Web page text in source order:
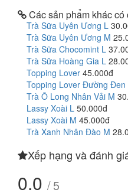
Các sản phẩm khác
Trà Sữa Uyên Ương L
Trà Sữa Uyên Ương M
Trà Sữa Chocomint L
Trà Sữa Hoàng Gia L
Topping Lover 45.000đ
Topping Lover Đường Đen
Trà Ô Long Nhân Vải M
Lassy Xoài L 50.000đ
Lassy Xoài M 45.000đ
Trà Xanh Nhân Đào M
Xếp hạng và đánh
0.0 / 5